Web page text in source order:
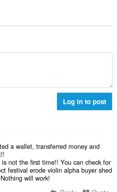
Log in to post
a wallet, transferred money and
not the first time!! You can check for
festival erode violin alpha buyer shed
will work!